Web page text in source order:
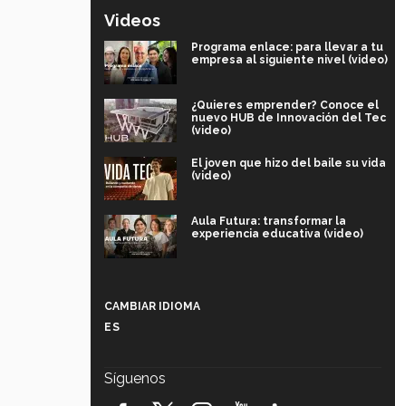
Videos
Programa enlace: para llevar a tu
empresa al siguiente nivel (video)
¿Quieres emprender? Conoce el
nuevo HUB de Innovación del Tec
(video)
El joven que hizo del baile su vida
(video)
Aula Futura: transformar la
experiencia educativa (video)
CAMBIAR IDIOMA
ES
Síguenos